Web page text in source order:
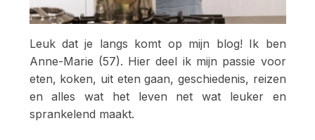
Leuk dat je langs komt op mijn blog! Ik ben
Anne-Marie (57). Hier deel ik mijn passie voor
eten, koken, uit eten gaan, geschiedenis, reizen
en alles wat het leven net wat leuker en
sprankelend maakt.